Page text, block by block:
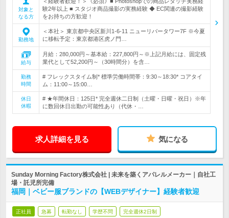
対象と
なる方
験2年以上 ■ スタジオ商品撮影の実務経験 ◆ EC関連の撮影経験
をお持ちの方歓迎！
勤務地
＜本社＞ 東京都中央区新川1-6-11 ニューリバータワー7F ※今夏
に移転予定：東京都港区虎ノ門…
給与
月給：280,000円～基本給：227,800円～※上記月給には、固定残
業代として52,200円～（30時間分）を含…
勤務
時間
# フレックスタイム制* 標準労働時間帯：9:30～18:30* コアタイ
ム：11:00～15:00…
休日
休暇
# ★年間休日：125日* 完全週休二日制（土曜・日曜・祝日）※年
に数回休日出勤の可能性あり（代休・…
求人詳細を見る 気になる
Sunday Morning Factory株式会社 | 未来を築くアパレルメーカー｜自社工
場・託児所完備
福岡｜ベビー服ブランドの【WEBデザイナー】経験者歓迎
正社員 急募 転勤なし 学歴不問 完全週休2日制